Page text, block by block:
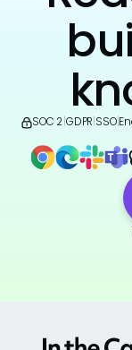
SOC 2 GDPR SSO|